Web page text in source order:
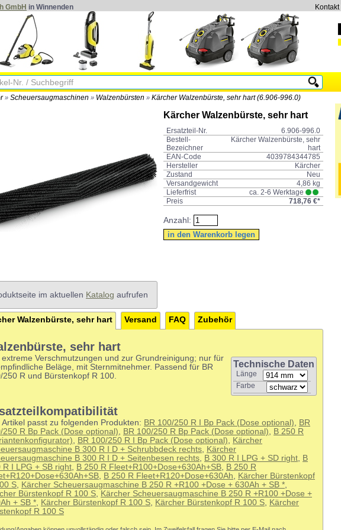
GmbH in Winnenden Kontakt|
» Scheuersaugmaschinen » Walzenbürsten » Kärcher Walzenbürste, sehr hart (6.906-996.0)
Kärcher Walzenbürste, sehr hart
Ersatzteil-Nr.
6.906-996.0
Bestell-
Bezeichner
Kärcher Walzenbürste, sehr
hart
EAN-Code
4039784344785
Hersteller
Kärcher
Zustand
Neu
Versandgewicht
4,86 kg
Lieferfrist
ca. 2-6 Werktage
Preis
718,76 €*
Anzahl:
im aktuellen Katalog aufrufen
Walzenbürste, sehr hart Versand FAQ Zubehör
sehr hart
Technische Daten
Länge
Farbe
extreme Verschmutzungen und zur Grundreinigung; nur für
Beläge, mit Sternmitnehmer. Passend für BR
250 R und Bürstenkopf R 100.
Artikel passt zu folgenden Produkten: BR 100/250 R I Bp Pack (Dose optional), BR
250 R Bp Pack (Dose optional), BR 100/250 R Bp Pack (Dose optional), B 250 R
, BR 100/250 R I Bp Pack (Dose optional), Kärcher
B 300 R I D + Schrubbdeck rechts, Kärcher
B 300 R I D + Seitenbesen rechts, B 300 R I LPG + SD right, B
R I LPG + SB right, B 250 R Fleet+R100+Dose+630Ah+SB, B 250 R
, B 250 R Fleet+R120+Dose+630Ah, Kärcher Bürstenkopf
S, Kärcher Scheuersaugmaschine B 250 R +R100 +Dose + 630Ah + SB *,
Bürstenkopf R 100 S, Kärcher Scheuersaugmaschine B 250 R +R100 +Dose +
+ SB *, Kärcher Bürstenkopf R 100 S, Kärcher Bürstenkopf R 100 S, Kärcher
R 100 S